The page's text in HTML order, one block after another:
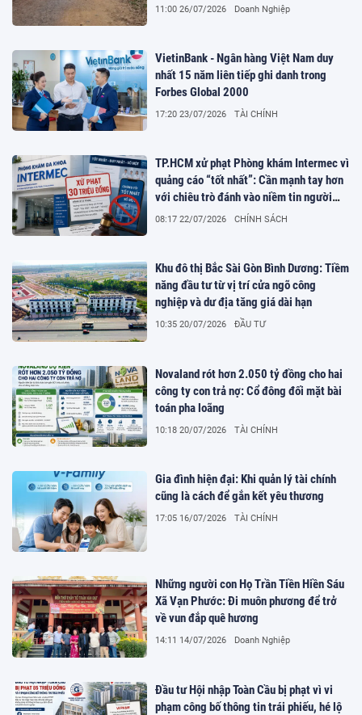
11:00 26/07/2026 Doanh Nghiệp
VietinBank - Ngân hàng Việt Nam duy
nhất 15 năm liên tiếp ghi danh trong
Forbes Global 2000
17:20 23/07/2026 TÀI CHÍNH
TP.HCM xử phạt Phòng khám Intermec vì
quảng cáo “tốt nhất”: Cần mạnh tay hơn
với chiêu trò đánh vào niềm tin người
bệnh
08:17 22/07/2026 CHÍNH SÁCH
Khu đô thị Bắc Sài Gòn Bình Dương: Tiềm
năng đầu tư từ vị trí cửa ngõ công
nghiệp và dư địa tăng giá dài hạn
10:35 20/07/2026 ĐẦU TƯ
Novaland rót hơn 2.050 tỷ đồng cho hai
công ty con trả nợ: Cổ đông đối mặt bài
toán pha loãng
10:18 20/07/2026 TÀI CHÍNH
Gia đình hiện đại: Khi quản lý tài chính
cũng là cách để gắn kết yêu thương
17:05 16/07/2026 TÀI CHÍNH
Những người con Họ Trần Tiền Hiền Sáu
Xã Vạn Phước: Đi muôn phương để trở
về vun đắp quê hương
14:11 14/07/2026 Doanh Nghiệp
Đầu tư Hội nhập Toàn Cầu bị phạt vì vi
phạm công bố thông tin trái phiếu, hé lộ